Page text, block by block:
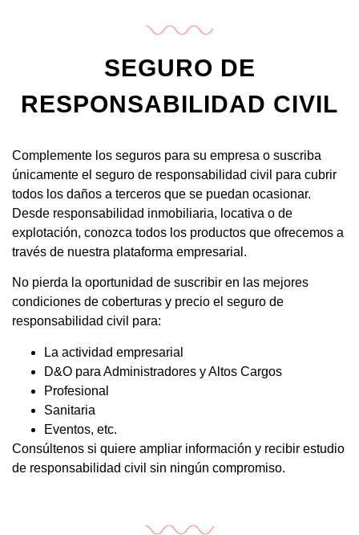
SEGURO DE
RESPONSABILIDAD CIVIL
Complemente los seguros para su empresa o suscriba
únicamente el seguro de responsabilidad civil para cubrir
todos los daños a terceros que se puedan ocasionar.
Desde responsabilidad inmobiliaria, locativa o de
explotación, conozca todos los productos que ofrecemos a
través de nuestra plataforma empresarial.
No pierda la oportunidad de suscribir en las mejores
condiciones de coberturas y precio el seguro de
responsabilidad civil para:
La actividad empresarial
D&O para Administradores y Altos Cargos
Profesional
Sanitaria
Eventos, etc.
Consúltenos si quiere ampliar información y recibir estudio
de responsabilidad civil sin ningún compromiso.